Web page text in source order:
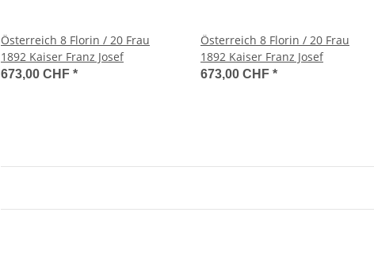
Österreich 8 Florin / 20 Frau
1892 Kaiser Franz Josef
673,00 CHF *
Österreich 8 Florin / 20 Frau
1892 Kaiser Franz Josef
673,00 CHF *